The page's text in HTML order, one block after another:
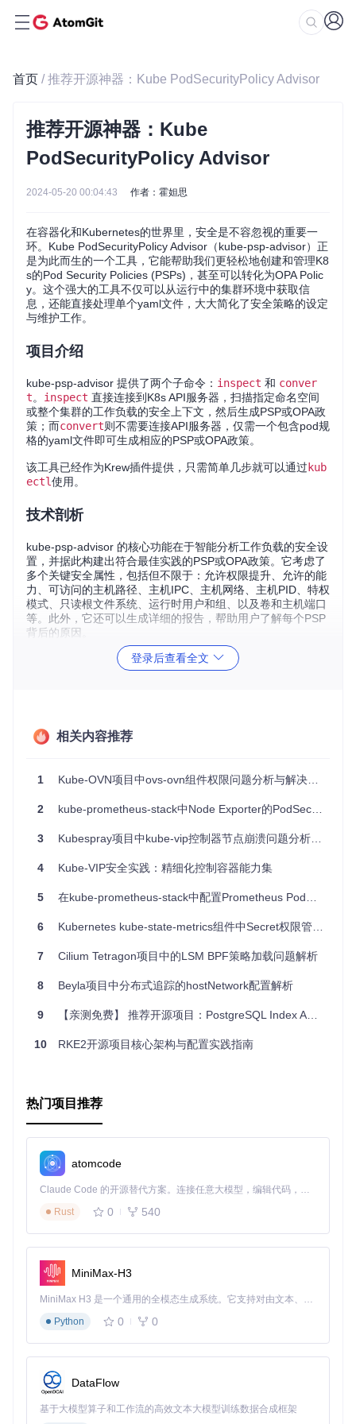
首页 / 推荐开源神器：Kube PodSecurityPolicy Advisor
推荐开源神器：Kube
PodSecurityPolicy Advisor
2024-05-20 00:04:43 作者：霍妲思
在容器化和Kubernetes的世界里，安全是不容忽视的重要一
环。Kube PodSecurityPolicy Advisor（kube-psp-advisor）正
是为此而生的一个工具，它能帮助我们更轻松地创建和管理K8
s的Pod Security Policies (PSPs)，甚至可以转化为OPA Polic
y。这个强大的工具不仅可以从运行中的集群环境中获取信
息，还能直接处理单个yaml文件，大大简化了安全策略的设定
与维护工作。
项目介绍
kube-psp-advisor 提供了两个子命令： inspect 和 conver
t。 inspect 直接连接到K8s API服务器，扫描指定命名空间
或整个集群的工作负载的安全上下文，然后生成PSP或OPA政
策；而convert则不需要连接API服务器，仅需一个包含pod规
格的yaml文件即可生成相应的PSP或OPA政策。
该工具已经作为Krew插件提供，只需简单几步就可以通过 kub
ectl使用。
技术剖析
kube-psp-advisor 的核心功能在于智能分析工作负载的安全设
置，并据此构建出符合最佳实践的PSP或OPA政策。它考虑了
多个关键安全属性，包括但不限于：允许权限提升、允许的能
力、可访问的主机路径、主机IPC、主机网络、主机PID、特权
模式、只读根文件系统、运行时用户和组、以及卷和主机端口
等。此外，它还可以生成详细的报告，帮助用户了解每个PSP
背后的原因。
政策应用：生成PSP或OPA政策，然后将其应用于目标集
群，以增强安全性。
空间深入调试并细化安全上下文。
项目特点
简单易用：通过Kubectl插件形式集成，一键生成PSP或OP
A政策。
动态分析：基于实际运行环境的分析，实现最小权限原则。
智能转换：可以从单一的yaml文件中提取信息生成政策，无
强大的报告功能：提供详细报告，清晰解释为何推荐特定的
论是新手还是经验丰富的K8s管理员，都会发现它是一个强大
所以，如果你正在寻找一个能够加强你的Kubernetes集群安全
性的工具，Kube PodSecurityPolicy Advisor绝对值得尝试。立
即加入这个社区，开启你的安全之旅吧！
登录后查看全文
相关内容推荐
1 Kube-OVN项目中ovs-ovn组件权限问题分析与解决方案
2 kube-prometheus-stack中Node Exporter的PodSecurity最佳实践
3 Kubespray项目中kube-vip控制器节点崩溃问题分析与解决
4 Kube-VIP安全实践：精细化控制容器能力集
5 在kube-prometheus-stack中配置Prometheus Pod的安全上下文
6 Kubernetes kube-state-metrics组件中Secret权限管理的技术解析
7 Cilium Tetragon项目中的LSM BPF策略加载问题解析
8 Beyla项目中分布式追踪的hostNetwork配置解析
9 【亲测免费】 推荐开源项目：PostgreSQL Index Advisor - 您的数据库性能提升利器
10 RKE2开源项目核心架构与配置实践指南
热门项目推荐
atomcode
Claude Code 的开源替代方案。连接任意大模型，编辑代码，运行命令，自动验证 — 全自动执行。用 Rust 构建，极致性能。 ｜ An open-source alternative to Claude Code. Connect any LLM, edit code, run commands, and verify changes — autonomously. Built in Rust for speed. Get Started
Rust
0 540
MiniMax-H3
MiniMax H3 是一个通用的全模态生成系统。它支持对由文本、图像、视频和音频组成的多模态上下文进行统一理解，并能生成分辨率高达 2K、时长可达 15 秒的带原生立体声音频的视频。得益于面向任务泛化的系统设计，H3 在预训练阶段就已具备广泛的多模态上下文理解与生成能力，能够出色地执行复杂的多模态指令。
Python
0 0
DataFlow
基于大模型算子和工作流的高效文本大模型训练数据合成框架